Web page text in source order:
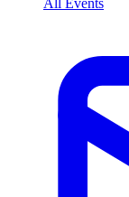
All Events